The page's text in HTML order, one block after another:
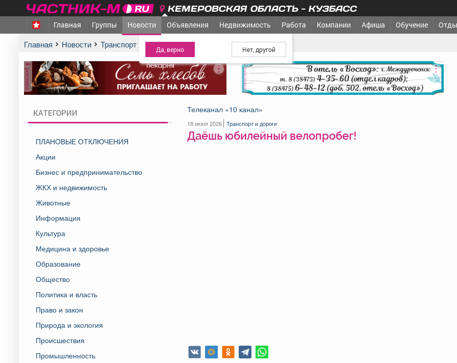
КЕМЕРОВСКАЯ ОБЛАСТЬ - КУЗБАСС
МЕЖДУРЕЧЕНСК - Ваш город?
Главная Группы Новости Объявления Недвижимость Работа Компании Афиша Обучение
Главная Новости Транспорт и дороги Даёшь юбилейный велопробег!
реклама реклама
КАТЕГОРИИ
ПЛАНОВЫЕ ОТКЛЮЧЕНИЯ
Акции
Бизнес и предпринимательство
ЖКХ и недвижимость
Животные
Информация
Культура
Медицина и здоровье
Образование
Общество
Политика и власть
Право и закон
Природа и экология
Происшествия
Промышленность
Телеканал «10 канал»
18 июня 2026 Транспорт и дороги
Даёшь юбилейный велопробег!